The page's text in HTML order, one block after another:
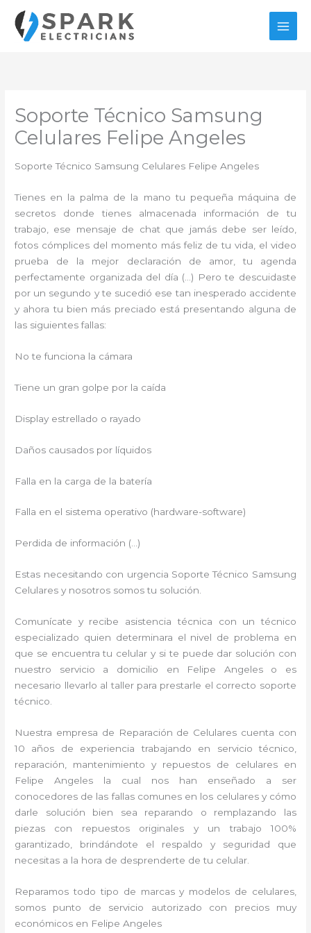
contenido
Soporte Técnico Samsung
Celulares Felipe Angeles
Soporte Técnico Samsung Celulares Felipe Angeles
Tienes en la palma de la mano tu pequeña máquina de
secretos donde tienes almacenada información de tu
trabajo, ese mensaje de chat que jamás debe ser leído,
fotos cómplices del momento más feliz de tu vida, el video
prueba de la mejor declaración de amor, tu agenda
perfectamente organizada del día (…) Pero te descuidaste
por un segundo y te sucedió ese tan inesperado accidente
y ahora tu bien más preciado está presentando alguna de
las siguientes fallas:
No te funciona la cámara
Tiene un gran golpe por la caída
Display estrellado o rayado
Daños causados por líquidos
Falla en la carga de la batería
Falla en el sistema operativo (hardware-software)
Perdida de información (…)
Estas necesitando con urgencia Soporte Técnico Samsung
Celulares y nosotros somos tu solución.
Comunícate y recibe asistencia técnica con un técnico
especializado quien determinara el nivel de problema en
que se encuentra tu celular y si te puede dar solución con
nuestro servicio a domicilio en Felipe Angeles o es
necesario llevarlo al taller para prestarle el correcto soporte
técnico.
Nuestra empresa de Reparación de Celulares cuenta con
10 años de experiencia trabajando en servicio técnico,
reparación, mantenimiento y repuestos de celulares en
Felipe Angeles la cual nos han enseñado a ser
conocedores de las fallas comunes en los celulares y cómo
darle solución bien sea reparando o remplazando las
piezas con repuestos originales y un trabajo 100%
garantizado, brindándote el respaldo y seguridad que
necesitas a la hora de desprenderte de tu celular.
Reparamos todo tipo de marcas y modelos de celulares,
somos punto de servicio autorizado con precios muy
económicos en Felipe Angeles